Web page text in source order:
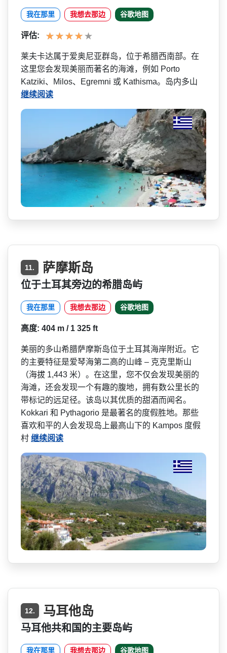
我在那里 我想去那边 谷歌地图
评估:
莱夫卡达属于爱奥尼亚群岛，­位于希腊西南部。在
这里您会发现美丽而著名的海滩，­例如 Porto
Katziki、Milos、E­gremni 或 Kathisma。岛内多山
继续阅读
11. 萨摩斯岛
位于土耳其旁边的希腊岛屿
我在那里 我想去那边 谷歌地图
高度: 404 m / 1 325 ft
美丽的多山希腊萨摩斯岛位于­土耳其海岸附近。它
的主要特征是爱琴海第二高的山峰 – 克克里斯山
（海拔 1,443 米）。在这里，您不仅会发现­美丽的
海滩，还会发现一个有趣的腹地，拥有数公里长­的
带标记的远足径。该岛以其优质的甜酒而闻名。
Kokkari 和 Pythagorio 是最著名的度假胜地。那些
喜­欢和平的人会发现岛上最高山下的 Kampos 度假
村 继续阅读
12. 马耳他岛
马耳他共和国的主要岛屿
我在那里 我想去那边 谷歌地图